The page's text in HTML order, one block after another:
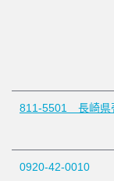
811-5501 長崎県
0920-42-0010